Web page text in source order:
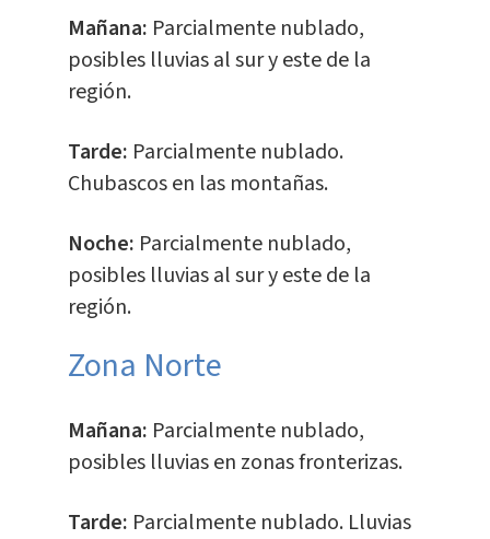
Mañana: Parcialmente nublado,
posibles lluvias al sur y este de la
región.
Tarde: Parcialmente nublado.
Chubascos en las montañas.
Noche: Parcialmente nublado,
posibles lluvias al sur y este de la
región.
​Zona Norte
Mañana: Parcialmente nublado,
posibles lluvias en zonas fronterizas.
Tarde: Parcialmente nublado. Lluvias